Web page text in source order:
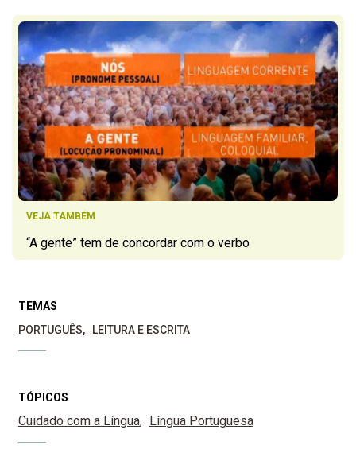
VEJA TAMBÉM
“A gente” tem de concordar com o verbo
TEMAS
PORTUGUÊS
LEITURA E ESCRITA
TÓPICOS
Cuidado com a Língua Língua Portuguesa